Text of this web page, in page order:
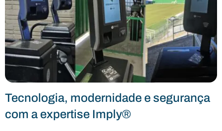
Tecnologia, modernidade e segurança
com a expertise Imply®